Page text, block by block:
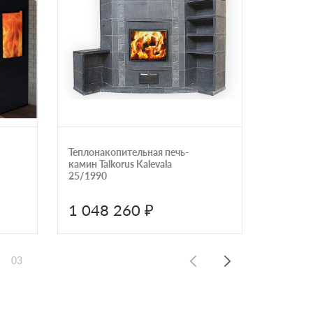
Теплонакопительная печь-
камин Talkorus Kalevala
25/1990
1 048 260 ₽
03